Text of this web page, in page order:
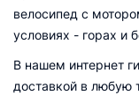
велосипед с
условиях - горах и
В нашем интернет
доставкой в любую